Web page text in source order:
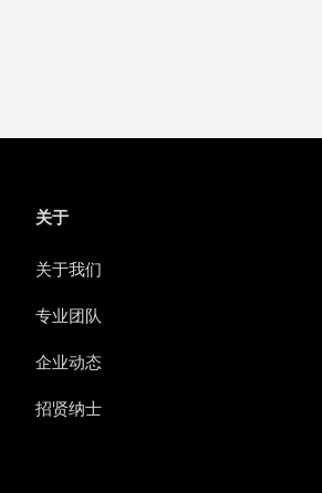
关于
关于我们
专业团队
企业动态
招贤纳士